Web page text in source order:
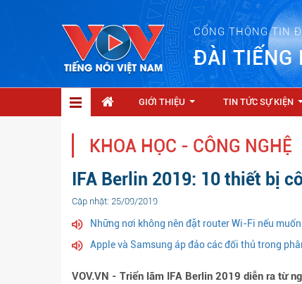
CỔNG THÔNG TIN
ĐÀI TIẾNG
GIỚI THIỆU TIN TỨC SỰ KIỆN
KHOA HỌC - CÔNG NGHỆ
IFA Berlin 2019: 10 thiết bị
Cập nhật: 25/09/2019
Những nơi không nên đặt router Wi-Fi nếu
Apple và Samsung áp đảo các đối thủ trong
VOV.VN - Triển lãm IFA Berlin 2019 diễn ra từ